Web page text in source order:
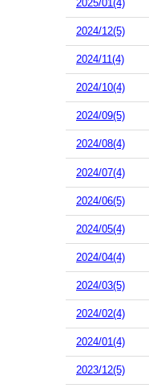
2025/01(4)
2024/12(5)
2024/11(4)
2024/10(4)
2024/09(5)
2024/08(4)
2024/07(4)
2024/06(5)
2024/05(4)
2024/04(4)
2024/03(5)
2024/02(4)
2024/01(4)
2023/12(5)